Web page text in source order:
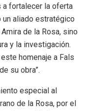
a fortalecer la oferta
un aliado estratégico
de la Rosa, sino
y la investigación.
homenaje a Fals
su obra”.
especial al
de la Rosa, por el